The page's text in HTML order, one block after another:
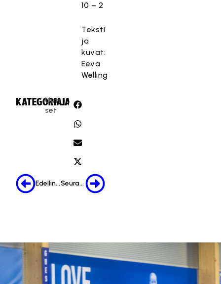
10 – 2
Teksti
ja
kuvat:
Eeva
Welling
KATEGORIA:
Uuti
set
JAA:
Edellinen Seuraava